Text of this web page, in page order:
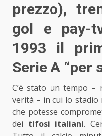
prezzo),
gol e pay-
1993 il
Serie A “per
C’è stato un tempo –
verità – in cui lo stadio
che potesse
dei tifosi italiani.